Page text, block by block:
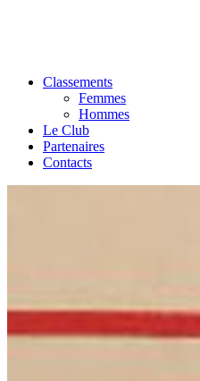
Classements
Femmes
Hommes
Le Club
Partenaires
Contacts